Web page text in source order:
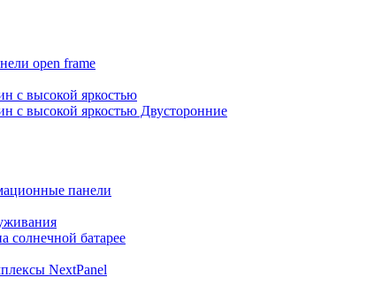
open frame
с высокой яркостью
с высокой яркостью Двусторонние
панели
солнечной батарее
NextPanel